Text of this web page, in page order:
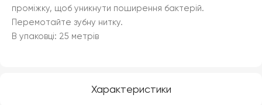
Характеристики
проміжку, щоб уникнути поширення бактерій.
Перемотайте зубну нитку.
В упаковці: 25 метрів